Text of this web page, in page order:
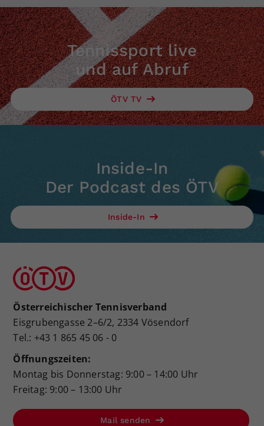
Tennissport live
und auf Abruf
ÖTV TV
Inside-In
Der Podcast des ÖTV
Inside-In
Österreichischer Tennisverband
Eisgrubengasse 2–6/2, 2334 Vösendorf
Tel.: +43 1 865 45 06 - 0
Öffnungszeiten:
Montag bis Donnerstag: 9:00 – 14:00 Uhr
Freitag: 9:00 – 13:00 Uhr
Mail senden